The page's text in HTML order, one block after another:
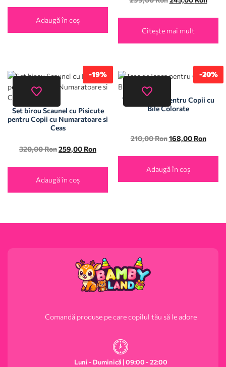
Adaugă în coș
Citește mai mult
-19%
Set birou Scaunel cu Pisicute
pentru Copii cu Numaratoare si
Ceas
320,00Ron259,00 Ron
Adaugă în coș
-20%
Tarc de Joaca pentru Copii cu
Bile Colorate
210,00Ron 168,00 Ron
Adaugă în coș
Comandă produse pe care copilul tău să le adore
Luni - Duminică | 09:00 - 22:00